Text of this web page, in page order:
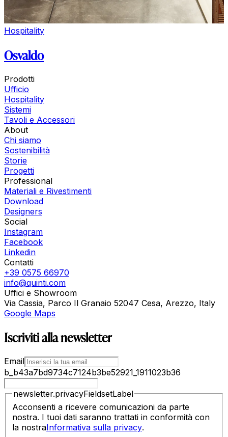
Hospitality
Osvaldo
Prodotti
Ufficio
Hospitality
Sistemi
Tavoli e Accessori
About
Chi siamo
Sostenibilità
Storie
Progetti
Professional
Materiali e Rivestimenti
Download
Designers
Social
Instagram
Facebook
Linkedin
Contatti
+39 0575 66970
info@quinti.com
Uffici e Showroom
Via Cassia, Parco Il Granaio 52047 Cesa, Arezzo, Italy
Google Maps
Iscriviti alla newsletter
Email
b_b43a7bd9734c7124b3be52921_1911023b36
newsletter.privacyFieldsetLabel
Acconsenti a ricevere comunicazioni da parte
nostra. I tuoi dati saranno trattati in conformità con
la nostraInformativa sulla privacy.